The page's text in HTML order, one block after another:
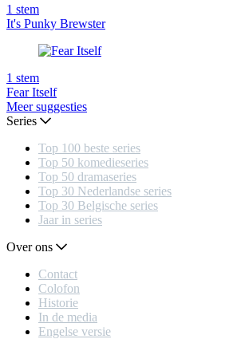
1 stem
It's Punky Brewster
1 stem
Fear Itself
Meer suggesties
Series
Top 100 beste series
Top 50 komedieseries
Top 50 dramaseries
Top 30 Nederlandse series
Top 30 Belgische series
Jaar in series
Over ons
Contact
Colofon
Historie
In de media
Engelse versie